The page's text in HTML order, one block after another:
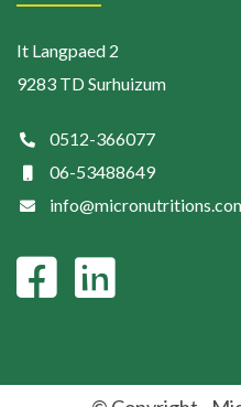
It Langpaed 2
9283 TD Surhuizum
0512-366077
06-53488649